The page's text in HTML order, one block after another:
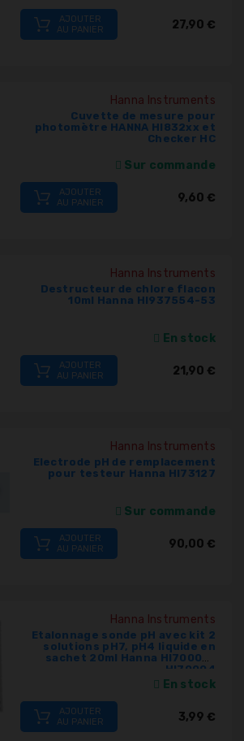
27,90 €
AJOUTER
AU PANIER
Hanna Instruments
Cuvette de mesure pour
photomètre HANNA HI832xx et
Checker HC
Sur commande
9,60 €
AJOUTER
AU PANIER
Hanna Instruments
Destructeur de chlore flacon
10ml Hanna HI937554-53
En stock
21,90 €
AJOUTER
AU PANIER
Hanna Instruments
Electrode pH de remplacement
pour testeur Hanna HI73127
Sur commande
90,00 €
AJOUTER
AU PANIER
Hanna Instruments
Etalonnage sonde pH avec kit 2
solutions pH7, pH4 liquide en
sachet 20ml Hanna HI70007-
HI70004
En stock
3,99 €
AJOUTER
AU PANIER